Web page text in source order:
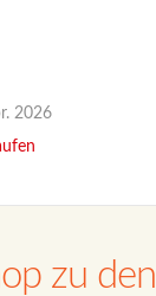
2026
zu den